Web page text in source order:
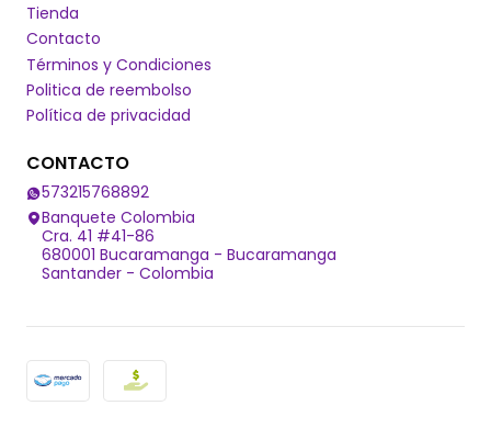
Tienda
Contacto
Términos y Condiciones
Politica de reembolso
Política de privacidad
CONTACTO
573215768892
Banquete Colombia
Cra. 41 #41-86
680001 Bucaramanga - Bucaramanga
Santander - Colombia